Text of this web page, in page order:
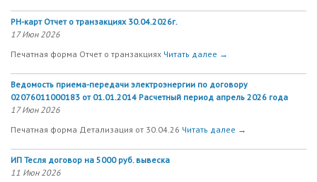
РН-карт Отчет о транзакциях 30.04.2026г.
17 Июн 2026
Печатная форма Отчет о транзакциях Читать далее →
Ведомость приема-передачи электроэнергии по договору
02076011000183 от 01.01.2014 Расчетный период апрель 2026 года
17 Июн 2026
Печатная форма Детализация от 30.04.26 Читать далее →
ИП Тесля договор на 5000 руб. вывеска
11 Июн 2026